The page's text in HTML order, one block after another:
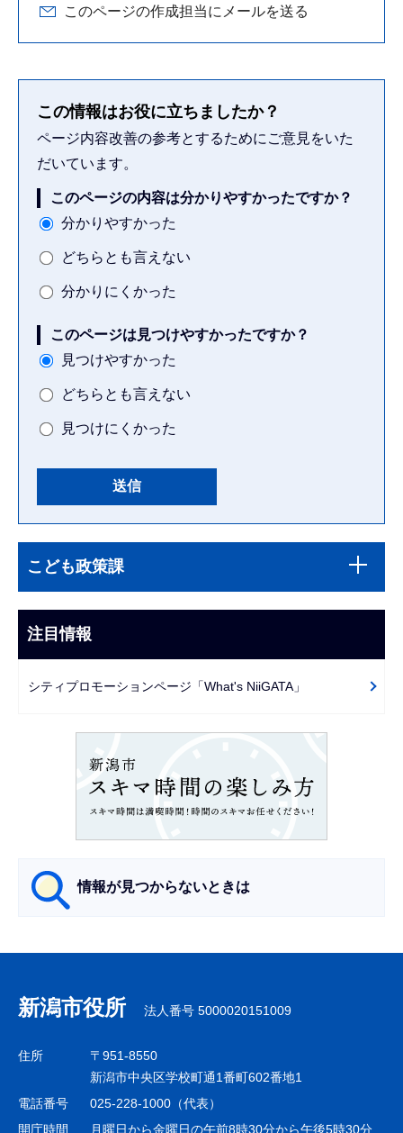
このページの作成担当にメールを送る
この情報はお役に立ちましたか？
ページ内容改善の参考とするためにご意見をいた
だいています。
このページの内容は分かりやすかったですか？
分かりやすかった
どちらとも言えない
分かりにくかった
このページは見つけやすかったですか？
見つけやすかった
どちらとも言えない
見つけにくかった
文
こ
ま
で
ビ
ー
こども政策課
注目情報
シティプロモーションページ「What's NiiGATA」
情報が見つからないときは
ナ
ビ
ゲ
シ
ョ
新潟市役所 法人番号 5000020151009
住所
〒951-8550
新潟市中央区学校町通1番町602番地1
電話番号
025-228-1000（代表）
開庁時間
月曜日から金曜日の午前8時30分から午後5時30分